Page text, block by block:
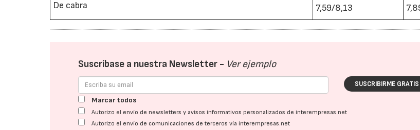
De cabra
7,59/8,13
Suscríbase a nuestra Newsletter - Ver ejemplo
SUSCRIBIRME GRATIS
Marcar todos
Autorizo el envío de newsletters y avisos informativos personalizados de interempresas.net
Autorizo el envío de comunicaciones de terceros vía interempresas.net